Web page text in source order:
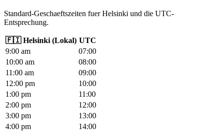
Standard-Geschaeftszeiten fuer Helsinki und die UTC-
Entsprechung.
🇫🇮 Helsinki (Lokal) UTC
9:00 am 07:00
10:00 am 08:00
11 :00 am 09:00
12:00 pm 10:00
1 :00 pm 11 :00
2:00 pm 12:00
3:00 pm 13:00
4:00 pm 14:00